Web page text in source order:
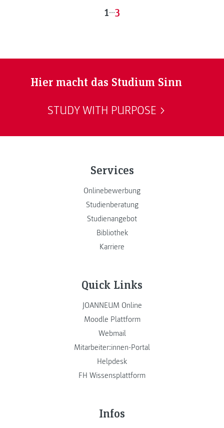
1...3
Hier macht das Studium Sinn
STUDY WITH PURPOSE
Services
Onlinebewerbung
Studienberatung
Studienangebot
Bibliothek
Karriere
Quick Links
JOANNEUM Online
Moodle Plattform
Webmail
Mitarbeiter:innen-Portal
Helpdesk
FH Wissensplattform
Infos